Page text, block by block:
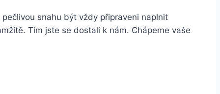
snahu být vždy připraveni naplnit
Tím jste se dostali k nám. Chápeme vaše